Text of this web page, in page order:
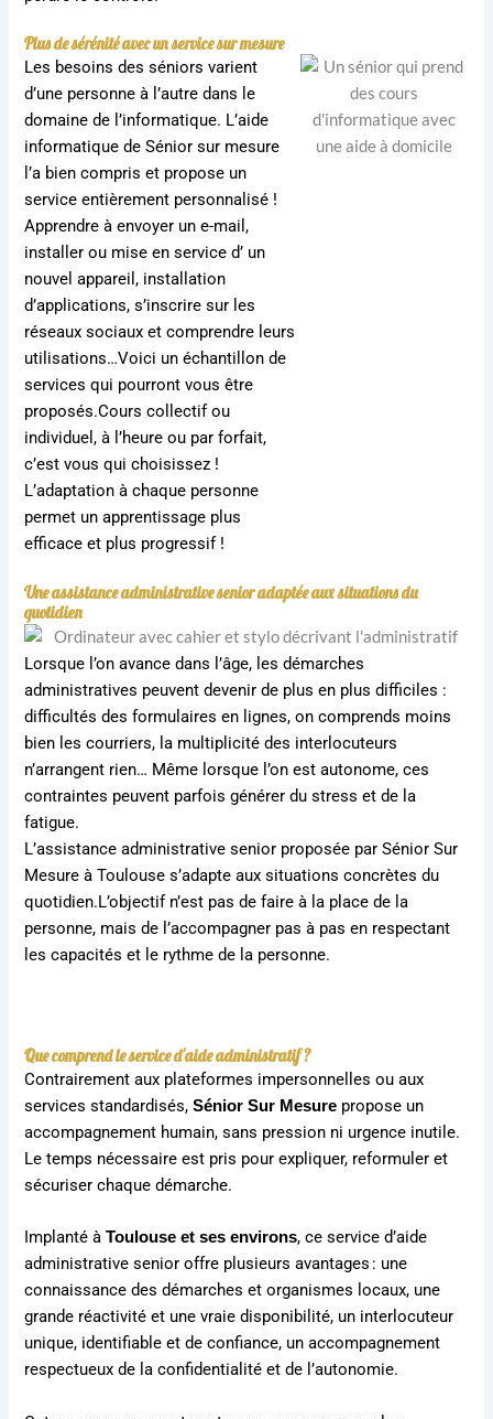
Plus de sérénité avec un service sur mesure
Les besoins des séniors varient
d’une personne à l’autre dans le
domaine de l’informatique. L’aide
informatique de Sénior sur mesure
l’a bien compris et propose un
service entièrement personnalisé !
Apprendre à envoyer un e-mail,
installer ou mise en service d’ un
nouvel appareil, installation
d’applications, s’inscrire sur les
réseaux sociaux et comprendre leurs
utilisations…Voici un échantillon de
services qui pourront vous être
proposés.Cours collectif ou
individuel, à l’heure ou par forfait,
c’est vous qui choisissez !
L’adaptation à chaque personne
permet un apprentissage plus
efficace et plus progressif !
Une assistance administrative senior adaptée aux situations du
quotidien
Lorsque l’on avance dans l’âge, les démarches
administratives peuvent devenir de plus en plus difficiles :
difficultés des formulaires en lignes, on comprends moins
bien les courriers, la multiplicité des interlocuteurs
n’arrangent rien… Même lorsque l’on est autonome, ces
contraintes peuvent parfois générer du stress et de la
fatigue.
L’assistance administrative senior proposée par Sénior Sur
Mesure à Toulouse s’adapte aux situations concrètes du
quotidien.L’objectif n’est pas de faire à la place de la
personne, mais de l’accompagner pas à pas en respectant
les capacités et le rythme de la personne.
Que comprend le service d'aide administratif ?
Contrairement aux plateformes impersonnelles ou aux
services standardisés,Sénior Sur Mesure propose un
accompagnement humain, sans pression ni urgence inutile.
Le temps nécessaire est pris pour expliquer, reformuler et
sécuriser chaque démarche.
Implanté àToulouse et ses environs, ce service d’aide
administrative senior offre plusieurs avantages : une
connaissance des démarches et organismes locaux, une
grande réactivité et une vraie disponibilité, un interlocuteur
unique, identifiable et de confiance, un accompagnement
respectueux de la confidentialité et de l’autonomie.